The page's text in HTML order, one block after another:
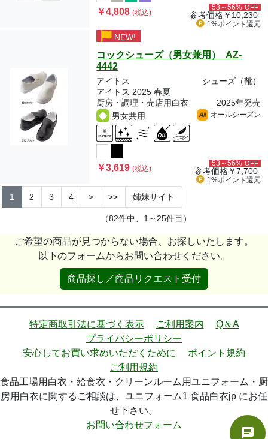
￥4,808(税込)
53～56% OFF
参考価格￥10,230-
1%ポイント 還元
NEW!
コックシューズ（男女兼用） AZ-
4442
アイトス
シューズ（靴）
アイトス 2025 春夏
厨房・調理・売店用白衣
2025年発売
男女共用
All オールシーズン
￥3,619(税込)
53～56% OFF
参考価格￥7,700-
1%ポイント 還元
1 2 3 4 > >> 姉妹サイト
（82件中、1～25件目）
ご希望の商品が見つからない場合、お探しいたします。
以下のフォームからお問い合わせください。
商品探し／商品リクエスト受付
特定商取引法に基づく表示 ご利用案内
Q＆A
プライバシーポリシー
安心してお買い求めいただくために
ポイント規約
ご利用規約
食品工場用白衣・給食衣・クリーンルーム用ユニフォーム・厨
房用白衣に関するご相談は、ユニフォーム1 食品白衣jp にお任
せ下さい。
お問い合わせフォーム